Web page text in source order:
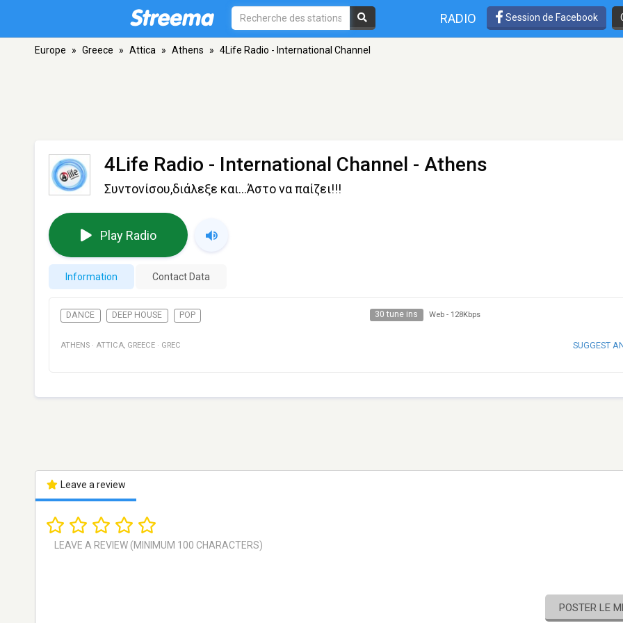
RADIO Session de Facebook
Europe » Greece » Attica » Athens » 4Life Radio - International Channel
4Life Radio - International Channel - Athens
Συντονίσου,διάλεξε και...Άστο να παίζει!!!
Play Radio
Information Contact Data
DANCE DEEP HOUSE POP 30 tune ins Web - 128Kbps
ATHENS · ATTICA, GREECE · GREC SUGGEST
Leave a review
POSTER LE